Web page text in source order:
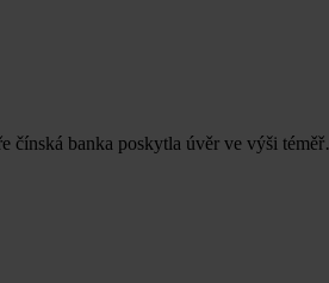
čínská banka poskytla úvěr ve výši